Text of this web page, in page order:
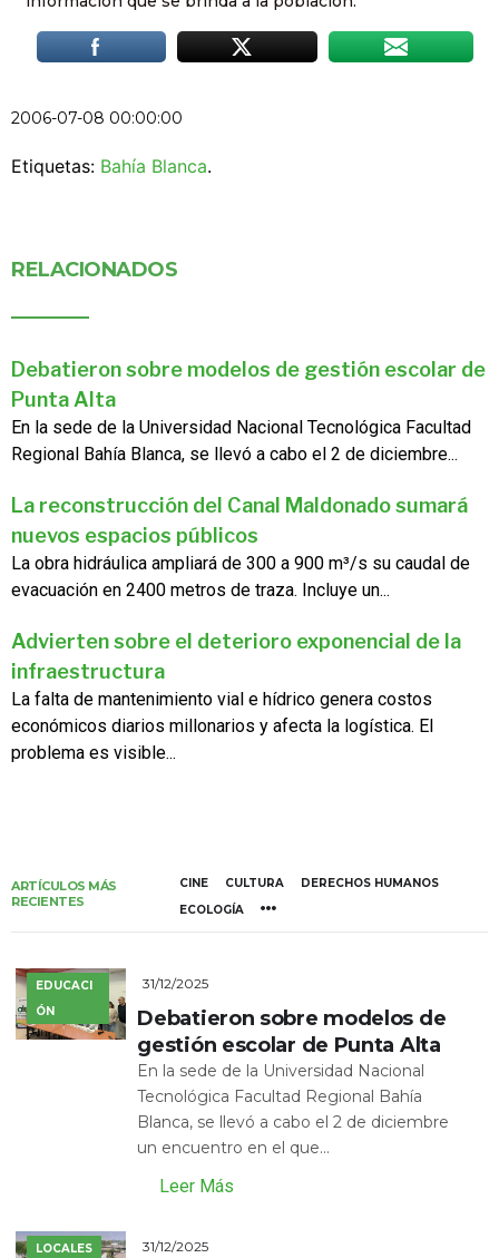
2006-07-08 00:00:00
Etiquetas: Bahía Blanca.
RELACIONADOS
Debatieron sobre modelos de gestión escolar de
Punta Alta
En la sede de la Universidad Nacional Tecnológica Facultad
Regional Bahía Blanca, se llevó a cabo el 2 de diciembre...
La reconstrucción del Canal Maldonado sumará
nuevos espacios públicos
La obra hidráulica ampliará de 300 a 900 m³/s su caudal de
evacuación en 2400 metros de traza. Incluye un...
Advierten sobre el deterioro exponencial de la
infraestructura
La falta de mantenimiento vial e hídrico genera costos
económicos diarios millonarios y afecta la logística. El
problema es visible...
ARTÍCULOS MÁS
RECIENTES
CINE CULTURA
DERECHOS HUMANOS
ECOLOGÍA
EDUCACI
ÓN
31/12/2025
Debatieron sobre modelos de
gestión escolar de Punta Alta
En la sede de la Universidad Nacional
Tecnológica Facultad Regional Bahía
Blanca, se llevó a cabo el 2 de diciembre
un encuentro en el que...
Leer Más
LOCALES 31/12/2025